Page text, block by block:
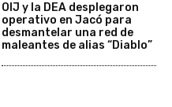
OIJ y la DEA desplegaron
operativo en Jacó para
desmantelar una red de
maleantes de alias “Diablo”